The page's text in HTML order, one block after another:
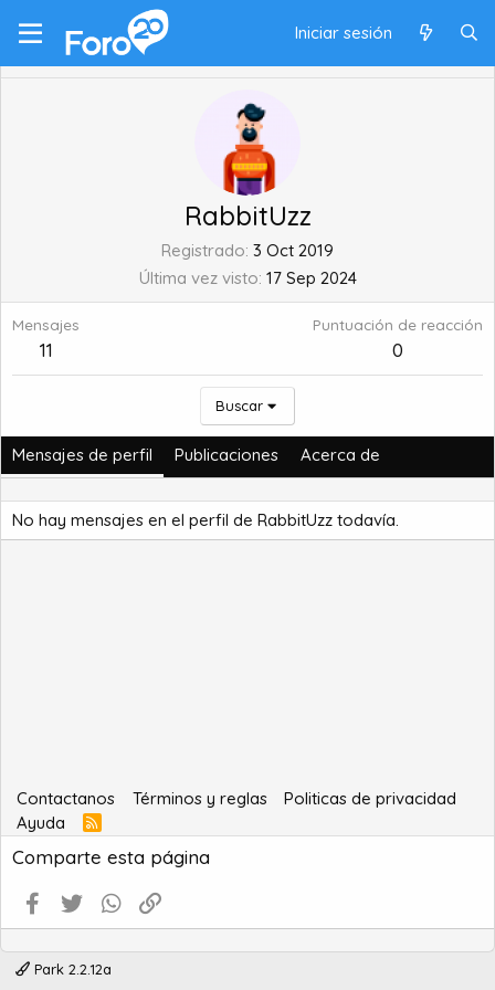
Iniciar sesión
RabbitUzz
Registrado 3 Oct 2019
Última vez visto 17 Sep 2024
Mensajes
11
Puntuación de reacción
0
Buscar
Mensajes de perfil Publicaciones Acerca de
No hay mensajes en el perfil de RabbitUzz todavía.
Contactanos Términos y reglas
Politicas de privacidad
Ayuda
R
S
S
Comparte esta página
Facebook
Twitter WhatsApp
Park 2.2.12a